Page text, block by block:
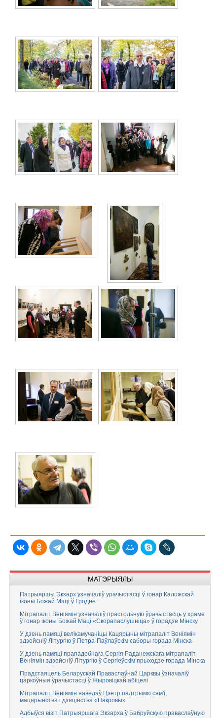
МАТЭРЫЯЛЫ
Патрыяршы Экзарх узначаліў урачыстасці ў гонар Каложскай
іконы Божай Маці ў Гродне
Мітрапаліт Веніямін узначаліў прастольную ўрачыстасць у храме
ў гонар іконы Божай Маці «Скорапаслушніца» ў горадзе Мінску
У дзень памяці велікамучаніцы Кацярыны мітрапаліт Веніямін
здзейсніў Літургію ў Петра-Паўлаўскім саборы горада Мінска
У дзень памяці прападобнага Сергія Раданежскага мітрапаліт
Веніямін здзейсніў Літургію ў Сергіеўскім прыходзе горада Мінска
Прадстаяцель Беларускай Праваслаўнай Царквы ўзначаліў
царкоўныя ўрачыстасці ў Жыровіцкай абіцелі
Мітрапаліт Веніямін наведаў Цэнтр падтрымкі сям'і,
мацярынства і дзяцінства «Пакровы»
Адбыўся візіт Патрыяршага Экзарха ў Бабруйскую праваслаўную